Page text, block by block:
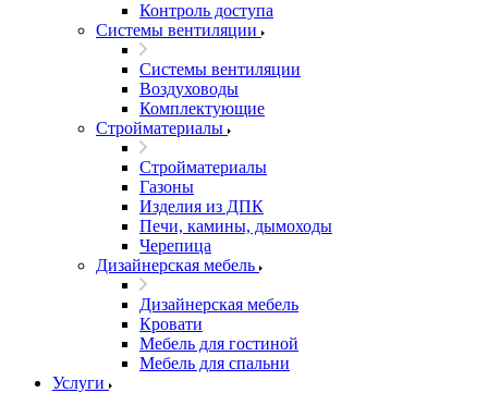
Контроль доступа
Системы вентиляции
Системы вентиляции
Воздуховоды
Комплектующие
Стройматериалы
Стройматериалы
Газоны
Изделия из ДПК
Печи, камины, дымоходы
Черепица
Дизайнерская мебель
Дизайнерская мебель
Кровати
Мебель для гостиной
Мебель для спальни
Услуги